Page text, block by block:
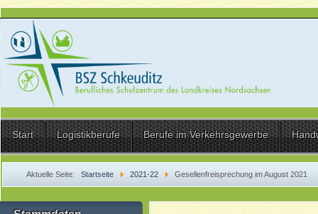
Start Logistikberufe Berufe im Verkehrsgewerbe
Aktuelle Seite: Startseite 2021-22 Gesellenfreisprechung im August 2021